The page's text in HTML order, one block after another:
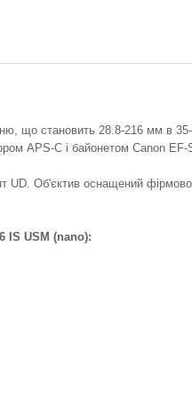
що становить 28.8-216 мм в 35-
APS-C і байонетом Canon EF-
Об'єктив оснащений
IS USM (nano):